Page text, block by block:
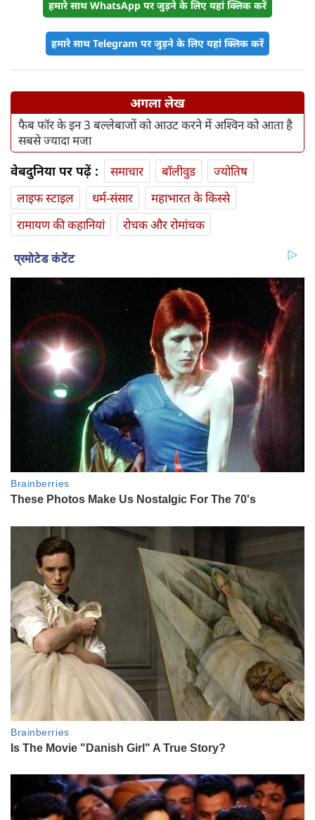
हमारे साथ WhatsApp पर जुड़ने के लिए यहां क्लिक करें
हमारे साथ Telegram पर जुड़ने के लिए यहां क्लिक करें
अगला लेख
फैब फॉर के इन 3 बल्लेबाजों को आउट करने में अश्विन को आता है
सबसे ज्यादा मजा
वेबदुनिया पर पढ़ें : समाचार बॉलीवुड
ज्योतिष
लाइफ स्‍टाइल
धर्म-संसार
महाभारत के किस्से
रामायण की कहानियां
रोचक और रोमांचक